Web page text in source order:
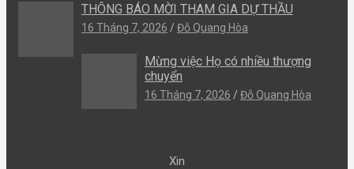
THÔNG BÁO MỜI THAM GIA DỰ THẦU
16 Tháng 7, 2026 Đỗ Quang Hòa
Mừng việc Họ có nhiều thượng
chuyển
16 Tháng 7, 2026 Đỗ Quang Hòa
Xin